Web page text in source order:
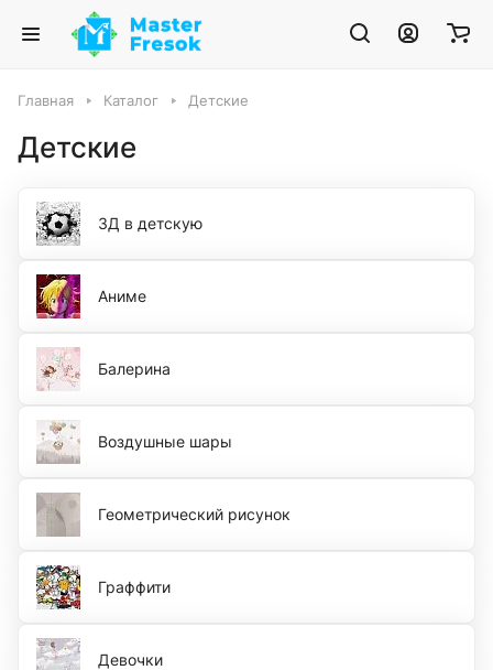
Главная Каталог Детские
Детские
3Д в детскую
Аниме
Балерина
Воздушные шары
Геометрический рисунок
Граффити
Девочки